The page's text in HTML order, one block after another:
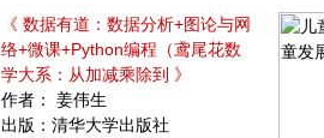
《 数据有道：数据分析+图论与网
络+微课+Python编程（鸢尾花数
学大系：从加减乘除到 》
作者： 姜伟生
出版：清华大学出版社